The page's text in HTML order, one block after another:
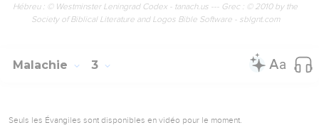
Hébreu : © Westminster Leningrad Codex - tanach.us --- Grec : © 2010 by the
Society of Biblical Literature and Logos Bible Software - sblgnt.com
Malachie 3
Seuls les Évangiles sont disponibles en vidéo pour le moment.